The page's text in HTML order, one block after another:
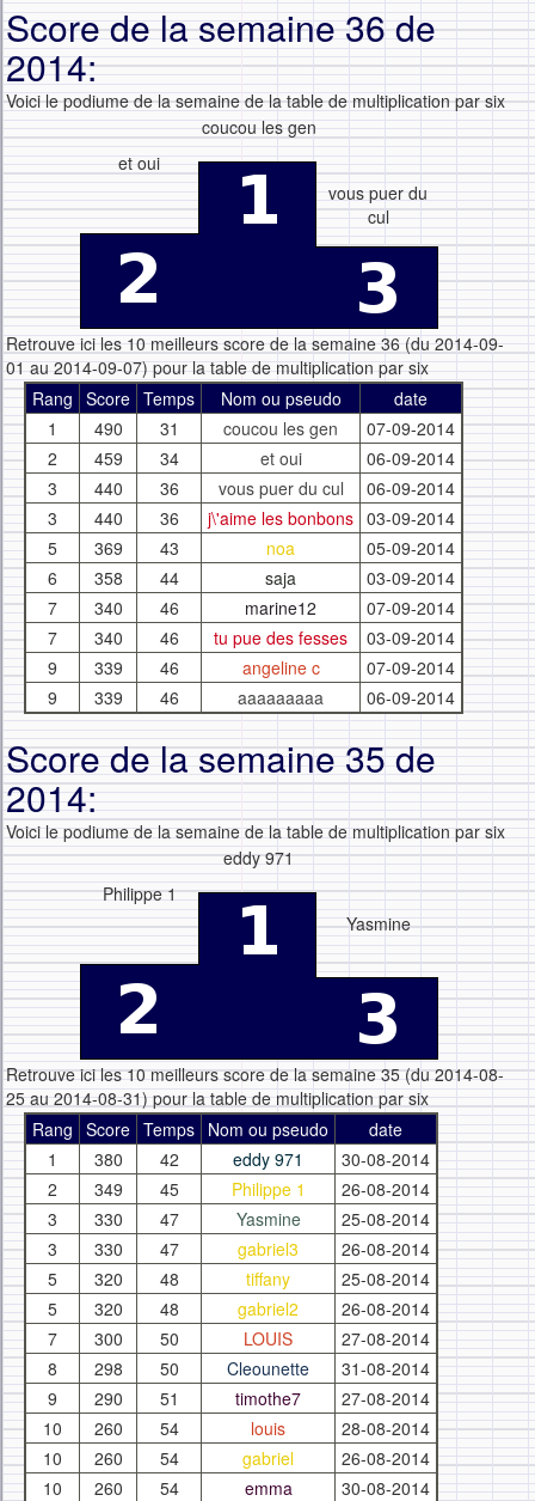
Score de la semaine 36 de
2014:
Voici le podiume de la semaine de la table de multiplication par six
et oui
coucou les gen
vous puer du
cul
Retrouve ici les 10 meilleurs score de la semaine 36 (du 2014-09-
01 au 2014-09-07) pour la table de multiplication par six
Rang Score Temps Nom ou pseudo
date
1
490 31 coucou les gen
07-09-2014
2
459 34 et oui
06-09-2014
3
440 36 vous puer du cul
06-09-2014
3
440 36 j\'aime les bonbons 03-09-2014
5
369 43 noa
05-09-2014
6
358 44 saja
03-09-2014
7
340 46 marine12
07-09-2014
7
340 46 tu pue des fesses
03-09-2014
9
339 46 angeline c
07-09-2014
9
339 46 aaaaaaaaa 06-09-2014
Score de la semaine 35 de
2014:
Voici le podiume de la semaine de la table de multiplication par six
Philippe 1
eddy 971
Yasmine
Retrouve ici les 10 meilleurs score de la semaine 35 (du 2014-08-
25 au 2014-08-31) pour la table de multiplication par six
Rang Score Temps Nom ou pseudo
date
1
380 42 eddy 971
30-08-2014
2
349 45 Philippe 1
26-08-2014
3
330 47 Yasmine
25-08-2014
3
330 47 gabriel3
26-08-2014
5
320 48 tiffany
25-08-2014
5
320 48 gabriel2
26-08-2014
7
300 50 LOUIS
27-08-2014
8
298 50 Cleounette
31-08-2014
9
290 51 timothe7
27-08-2014
10
260 54 louis
28-08-2014
10
260 54 gabriel
26-08-2014
10
260 54 emma 30-08-2014